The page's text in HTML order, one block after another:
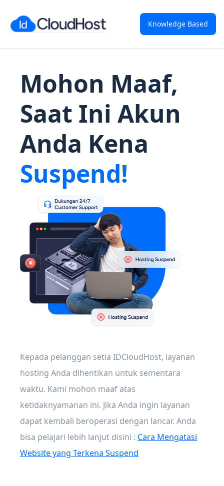
Knowledge Based
Mohon Maaf,
Saat Ini Akun
Anda Kena
Suspend!
Kepada pelanggan setia IDCloudHost, layanan
hosting Anda dihentikan untuk sementara
waktu. Kami mohon maaf atas
ketidaknyamanan ini. Jika Anda ingin layanan
dapat kembali beroperasi dengan lancar. Anda
bisa pelajari lebih lanjut disini : Cara Mengatasi
Website yang Terkena Suspend